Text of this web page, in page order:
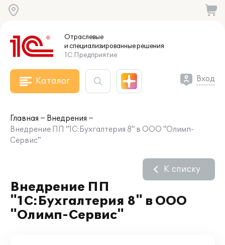
Отраслевые
и специализированныерешения
1С:Предприятие
Каталог Вход
Главная
Внедрения
Внедрение ПП "1С:Бухгалтерия 8" в ООО "Олимп-
Сервис"
Внедрение ПП
"1С:Бухгалтерия 8" в ООО
"Олимп-Сервис"
К списку